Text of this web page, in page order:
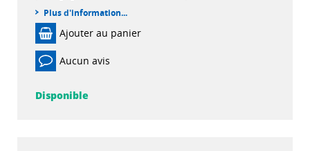
Plus d'information...
Ajouter au panier
Aucun avis
Disponible